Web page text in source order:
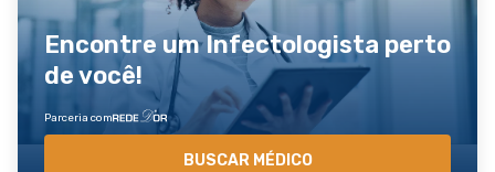
Encontre um Infectologista perto
de você!
Parceria com
BUSCAR MÉDICO